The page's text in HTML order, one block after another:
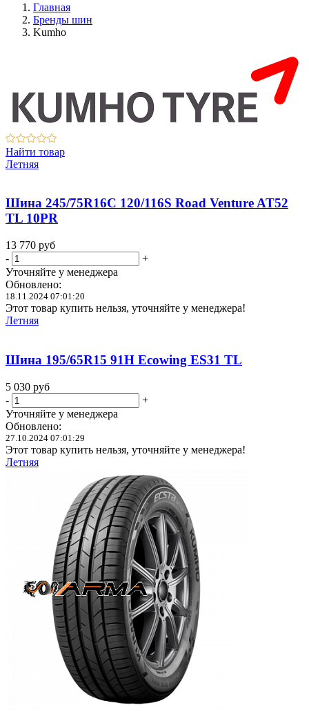
Главная
Бренды шин
Kumho
Найти товар
Летняя
Шина 245/75R16C 120/116S Road Venture AT52
TL 10PR
13 770 руб
-
+
Уточняйте у менеджера
Обновлено:
18.11.2024 07:01:20
Этот товар купить нельзя, уточняйте у менеджера!
Летняя
Шина 195/65R15 91H Ecowing ES31 TL
5 030 руб
-
+
Уточняйте у менеджера
Обновлено:
27.10.2024 07:01:29
Этот товар купить нельзя, уточняйте у менеджера!
Летняя